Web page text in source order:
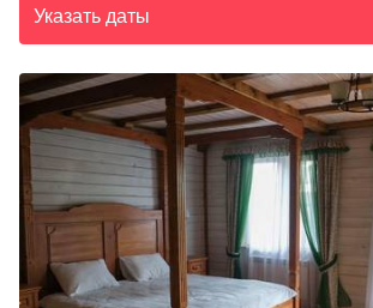
Указать даты